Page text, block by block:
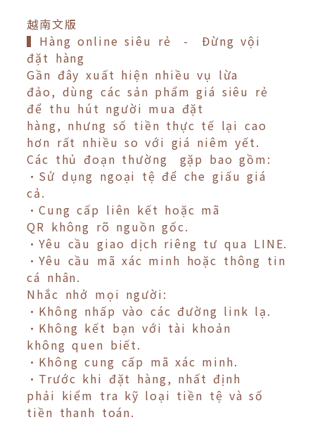
越南文版
▍Hàng online siêu rẻ - Đừng vội
đặt hàng
Gần đây xuất hiện nhiều vụ lừa
đảo, dùng các sản phẩm giá siêu rẻ
để thu hút người mua đặt
hàng, nhưng số tiền thực tế lại cao
hơn rất nhiều so với giá niêm yết.
Các thủ đoạn thường gặp bao gồm:
•Sử dụng ngoại tệ để che giấu giá
cả.
•Cung cấp liên kết hoặc mã
QR không rõ nguồn gốc.
•Yêu cầu giao dịch riêng tư qua LINE.
•Yêu cầu mã xác minh hoặc thông tin
cá nhân.
Nhắc nhở mọi người:
•Không nhấp vào các đường link lạ.
•Không kết bạn với tài khoản
không quen biết.
•Không cung cấp mã xác minh.
•Trước khi đặt hàng, nhất định
phải kiểm tra kỹ loại tiền tệ và số
tiền thanh toán.